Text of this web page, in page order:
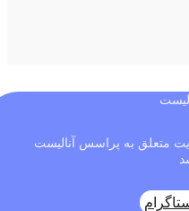
متعلق به پراسس آنالیست